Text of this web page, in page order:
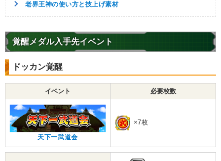
老界王神の使い方と技上げ素材
覚醒メダル入手先イベント
ドッカン覚醒
イベント 必要枚数
天下一武道会
×7枚